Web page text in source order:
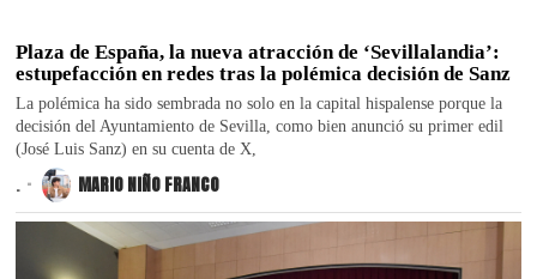
Plaza de España, la nueva atracción de ‘Sevillalandia’:
estupefacción en redes tras la polémica decisión de Sanz
La polémica ha sido sembrada no solo en la capital hispalense porque la
decisión del Ayuntamiento de Sevilla, como bien anunció su primer edil
(José Luis Sanz) en su cuenta de X,
. MARIO NIÑO FRANCO